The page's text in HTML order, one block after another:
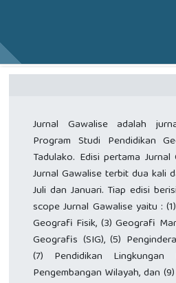
Jurnal Gawalise adalah
Program Studi Pendidikan
Tadulako. Edisi pertama
Jurnal Gawalise terbit dua kali
Juli dan Januari. Tiap edisi
scope Jurnal Gawalise yaitu :
Geografi Fisik, (3) Geografi
Geografis (SIG), (5)
(7) Pendidikan
Pengembangan Wilayah, dan